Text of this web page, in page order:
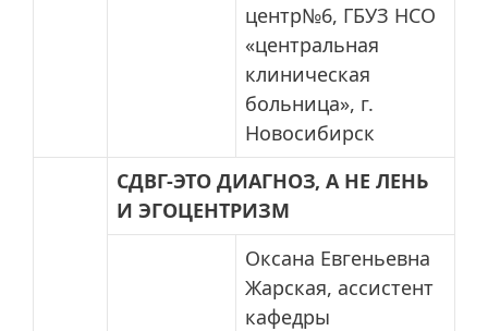
центр№6, ГБУЗ НСО
«центральная
клиническая
больница», г.
Новосибирск
СДВГ-ЭТО ДИАГНОЗ, А НЕ ЛЕНЬ
И ЭГОЦЕНТРИЗМ
Оксана Евгеньевна
Жарская, ассистент
кафедры